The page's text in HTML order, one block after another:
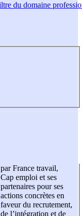
du domaine
par France travail,
Cap emploi et ses
partenaires pour ses
actions concrètes en
faveur du recrutement,
de l’intégration et de